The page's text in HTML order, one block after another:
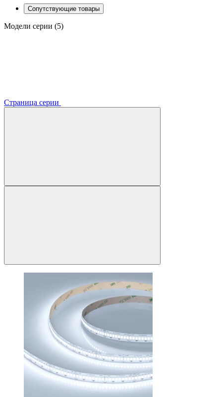
Сопутствующие товары
Модели серии (5)
Страница серии